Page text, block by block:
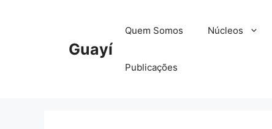
Guayí
Quem Somos Núcleos
Publicações